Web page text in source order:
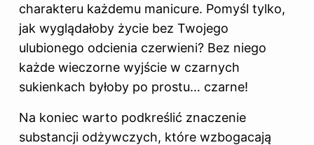
charakteru każdemu manicure. Pomyśl tylko,
jak wyglądałoby życie bez Twojego
ulubionego odcienia czerwieni? Bez niego
każde wieczorne wyjście w czarnych
sukienkach byłoby po prostu… czarne!
Na koniec warto podkreślić znaczenie
substancji odżywczych, które wzbogacają